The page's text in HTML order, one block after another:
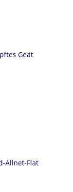
Geät
Allnet-Flat